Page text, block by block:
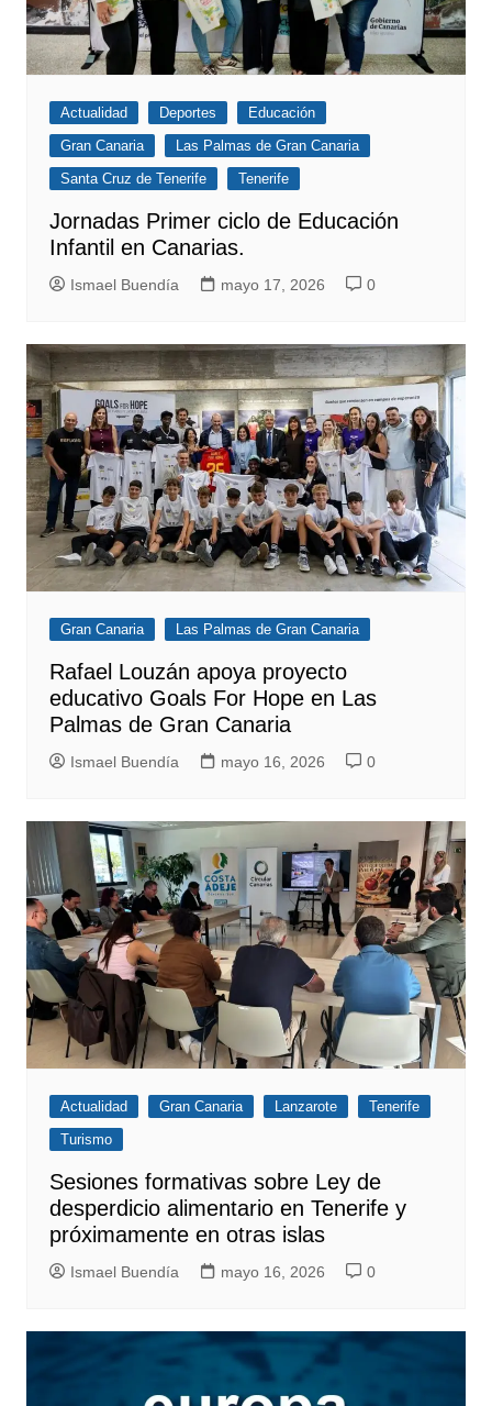
Actualidad Deportes
Educación
Gran Canaria
Las Palmas de Gran Canaria
Santa Cruz de Tenerife
Tenerife
Jornadas Primer ciclo de Educación
Infantil en Canarias.
Ismael Buendía mayo 17, 2026 0
Gran Canaria Las Palmas de Gran Canaria
Rafael Louzán apoya proyecto
educativo Goals For Hope en Las
Palmas de Gran Canaria
Ismael Buendía mayo 16, 2026 0
Actualidad Gran Canaria Lanzarote
Tenerife
Turismo
Sesiones formativas sobre Ley de
desperdicio alimentario en Tenerife y
próximamente en otras islas
Ismael Buendía mayo 16, 2026 0